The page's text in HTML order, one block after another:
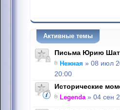
Активные темы
Письма Юрию
Нежная » 08 июл
20:00
Исторические
Legenda» 04 сен